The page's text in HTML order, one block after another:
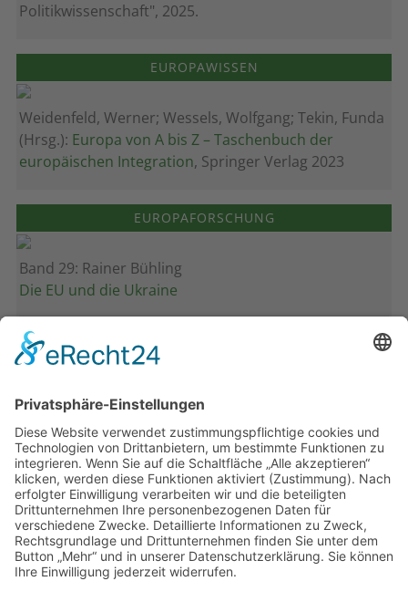
Politikwissenschaft", 2025.
EUROPAWISSEN
Weidenfeld, Werner; Wessels, Wolfgang; Tekin, Funda
(Hrsg.): Europa von A bis Z – Taschenbuch der
europäischen Integration, Springer Verlag 2023
EUROPAFORSCHUNG
Band 29: Rainer Bühling
Die EU und die Ukraine
Band 28: Andrea Zeller
Eurorettung um jeden Preis?
Band 27: Thomas Jansen
Europa verstehen
Band 26: Andreas Öffner
Die Macht der Interessen
Band 25: Edmund Ratka
Deutschlands Mittelmeerpolitik